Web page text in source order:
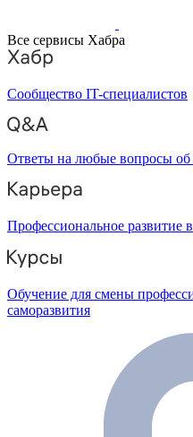
Все сервисы Хабра
Сообщество IT-специалистов
Ответы на любые вопросы
Профессиональное развитие
Обучение для смены
саморазвития